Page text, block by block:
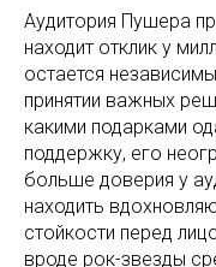
Аудитория Пушера
находит отклик у
остается
принятии важных
какими подарками
поддержку, его
больше доверия у
находить
стойкости перед
вроде рок-звезды